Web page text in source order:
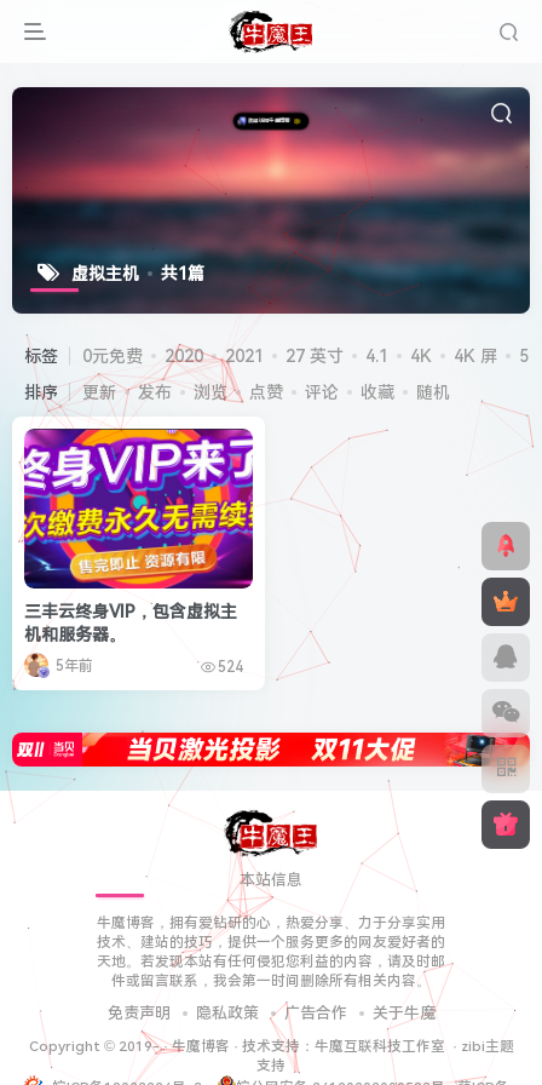
虚拟主机 共1篇
标签 0元免费 2020 2021 27 英寸 4.1 4K 4K 屏
5G
排序
更新 发布 浏览 点赞 评论 收藏 随机
三丰云终身VIP，包含虚拟主
机和服务器。
5年前 524
本站信息
牛魔博客，拥有爱钻研的心，热爱分享、力于分享实用
技术、建站的技巧，提供一个服务更多的网友爱好者的
天地。若发现本站有任何侵犯您利益的内容，请及时邮
件或留言联系，我会第一时间删除所有相关内容。
免责声明 隐私政策 广告合作 关于牛魔
Copyright © 2019-·牛魔博客 · 技术支持： 牛魔互联科技工作室 · zibi主题
支持